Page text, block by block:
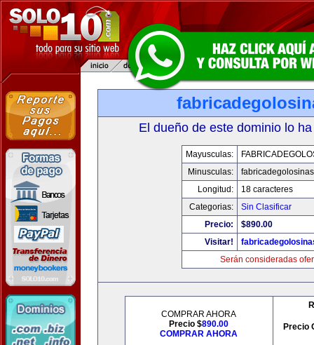
El dueño de este dominio lo
Mayusculas:
Minusculas:
Longitud:
18 caracteres
Categorias:
Sin Clasificar
Precio:
$890.00
Visitar!
Serán consideradas
COMPRAR AHORA
Precio $890.00
COMPRAR AHORA
Precio